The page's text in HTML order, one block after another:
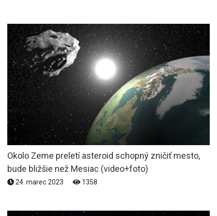
Okolo Zeme preletí asteroid schopný zničiť mesto,
bude bližšie než Mesiac (video+foto)
24. marec 2023 1358